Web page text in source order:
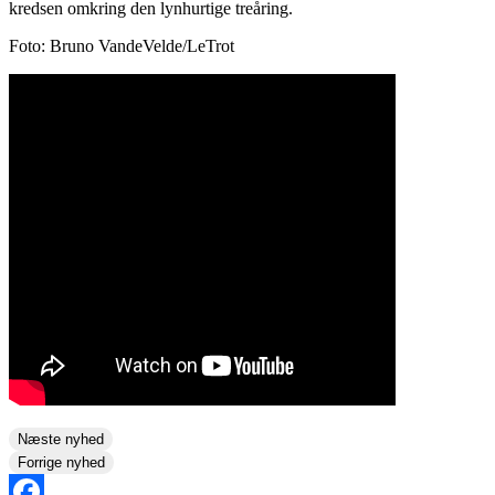
kredsen omkring den lynhurtige treåring.
Foto: Bruno VandeVelde/LeTrot
Næste nyhed
Forrige nyhed